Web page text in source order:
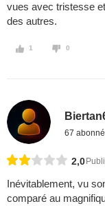
vues avec tristesse
des autres.
1 0
67
2,0
Inévitablement, vu
comparé au